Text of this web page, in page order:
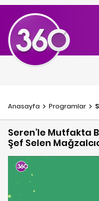
Anasayfa Programlar
Seren’le Mutfakta
Şef Selen